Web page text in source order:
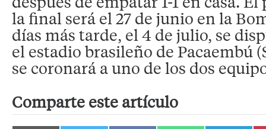
la final será el 27 de junio en la
días más tarde, el 4 de julio, se
el estadio brasileño de Pacaembú
se coronará a uno de los dos
Comparte este artículo